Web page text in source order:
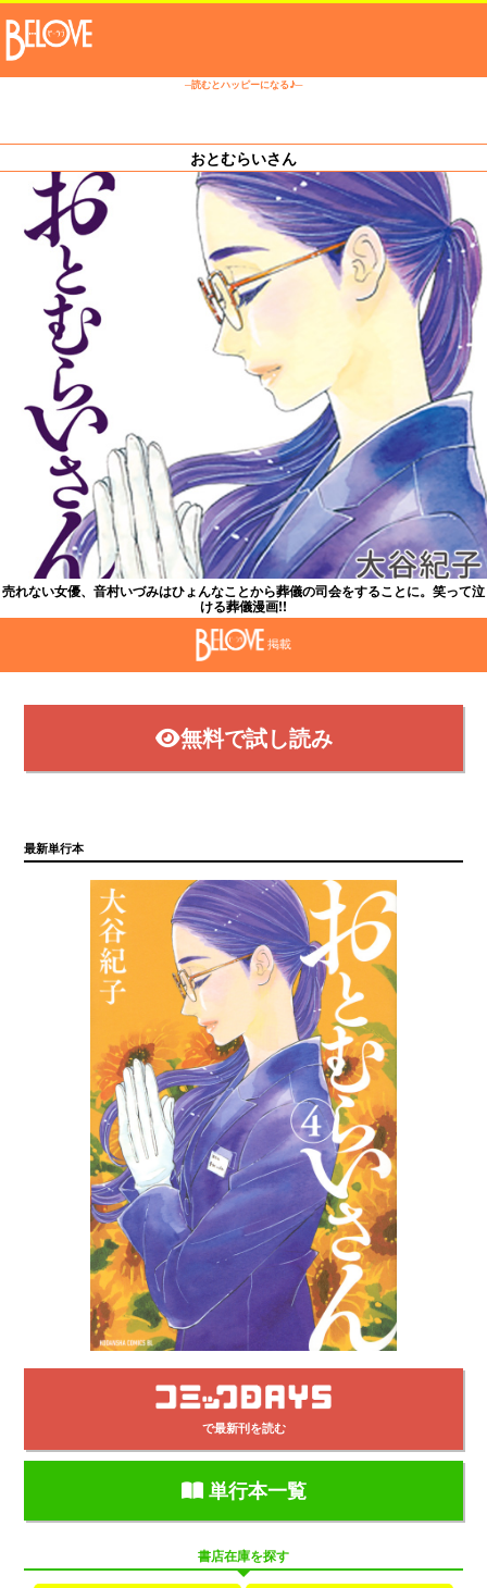
─読むとハッピーになる♪─
おとむらいさん
売れない女優、音村いづみはひょんなことから葬儀の司会をすることに。笑って泣
ける葬儀漫画!!
掲載
無料で試し読み
最新単行本
で最新刊を読む
単行本一覧
書店在庫を探す